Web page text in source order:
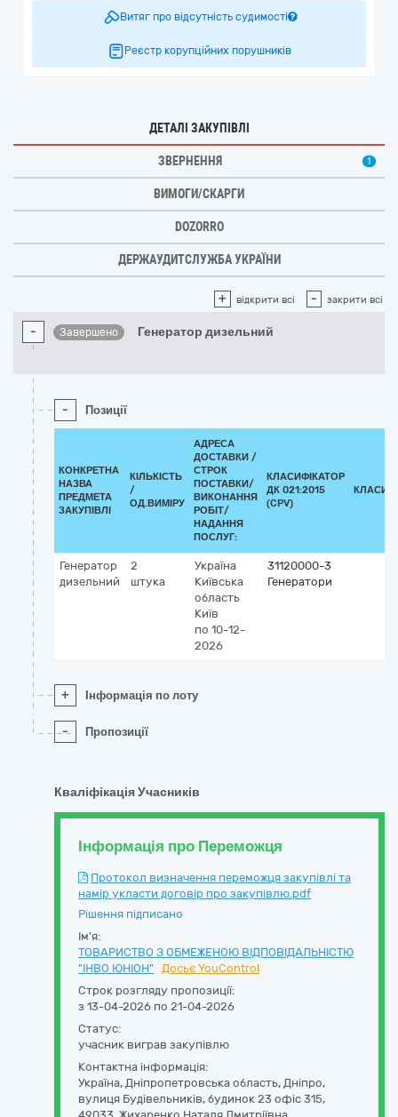
Витяг про відсутність судимості
Реєстр корупційних порушників
ДЕТАЛІ ЗАКУПІВЛІ
ЗВЕРНЕННЯ 1
ВИМОГИ/СКАРГИ
DOZORRO
ДЕРЖАУДИТСЛУЖБА УКРАЇНИ
+ відкрити всі - закрити всі
- Завершено Генератор дизельний
- Позиції
КОНКРЕТНА
НАЗВА
ПРЕДМЕТА
ЗАКУПІВЛІ
КІЛЬКІСТЬ
/
ОД.ВИМІРУ
АДРЕСА
ДОСТАВКИ /
СТРОК
ПОСТАВКИ/
ВИКОНАННЯ
РОБІТ/
НАДАННЯ
ПОСЛУГ:
КЛАСИФІКАТОР
ДК 021:2015
(CPV)
Генератор
дизельний
2
штука
Україна
Київська
область
Київ
по 10-12-
2026
31120000-3
Генератори
+ Інформація по лоту
- Пропозиції
Кваліфікація Учасників
Інформація про Переможця
Протокол визначення переможця закупівлі та
намір укласти договір про закупівлю.pdf
Рішення підписано
Ім'я:
ТОВАРИСТВО З ОБМЕЖЕНОЮ ВІДПОВІДАЛЬНІСТЮ
"ІНВО ЮНІОН"
Досьє YouControl
Строк розгляду пропозиції:
з 13-04-2026 по 21-04-2026
Статус:
учасник виграв закупівлю
Контактна інформація:
Україна, Дніпропетровська область, Дніпро,
вулиця Будівельників, будинок 23 офіс 315,